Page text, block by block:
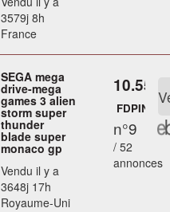
3579j 8h
France
SEGA mega
drive-mega
games 3 alien
storm super
thunder
blade super
monaco gp
Vendu il y a
3648j 17h
Royaume-Uni
10.55 €
FDPIN
n°9
/ 52
annonces